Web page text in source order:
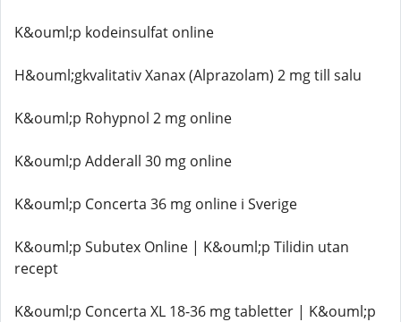
K&ouml;p kodeinsulfat online
H&ouml;gkvalitativ Xanax (Alprazolam) 2 mg till salu
K&ouml;p Rohypnol 2 mg online
K&ouml;p Adderall 30 mg online
K&ouml;p Concerta 36 mg online i Sverige
K&ouml;p Subutex Online | K&ouml;p Tilidin utan
recept
K&ouml;p Concerta XL 18-36 mg tabletter | K&ouml;p